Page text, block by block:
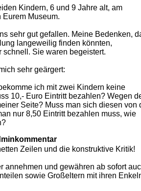
Kindern, 6 und 9 Jahre alt, am
Eurem Museum.
sehr gut gefallen. Meine Bedenken,
langeweilig finden könnten,
schnell. Sie waren begeistert.
sehr geärgert:
ich mit zwei Kindern keine
10,- Euro Eintritt bezahlen? Wegen
Seite? Muss man sich diesen von
nur 8,50 Eintritt bezahlen muss, wie
Zeilen und die konstruktive Kritik!
annehmen und gewähren ab sofort
sowie Großeltern mit ihren